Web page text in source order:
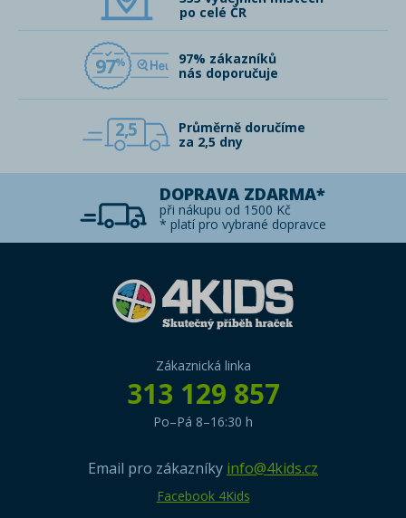
po celé ČR
97
97% zákazníků
nás doporučuje
2,5
Průměrně doručíme
za 2,5 dny
DOPRAVA ZDARMA*
při nákupu od 1500 Kč
* platí pro vybrané dopravce
Zákaznická linka
313 129 857
Po–Pá 8–16:30 h
Email pro zákazníky info@4kids.cz
Facebook 4Kids